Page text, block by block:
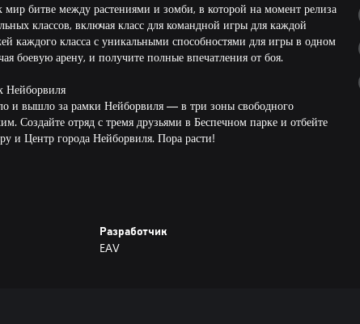
мир битве между растениями и зомби, в которой на момент релиза
классов, включая класс для командной игры для каждой
каждого класса с уникальными способностями для игры в одном
боевую арену, и получите полные впечатления от боя.
Нейборвиля
и вышло за рамки Нейборвиля — в три зоны свободного
Создайте отряд с тремя друзьями в Беспечном парке и отбейте
и Центр города Нейборвиля. Пора расти!
игроками и играйте вместе в любом режиме на разделенном
Разработчик
EAV